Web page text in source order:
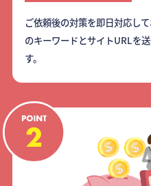
ご依頼後の対策を即日対応し
のキーワードとサイトURLを
す。